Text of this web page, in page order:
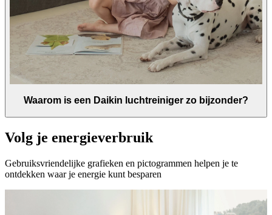
Waarom is een Daikin luchtreiniger zo bijzonder?
Volg je energieverbruik
Gebruiksvriendelijke grafieken en pictogrammen helpen je te
ontdekken waar je energie kunt besparen